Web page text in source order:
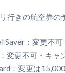
行きの航空券の
Saver：変更不
変更不可・キャ
：変更は